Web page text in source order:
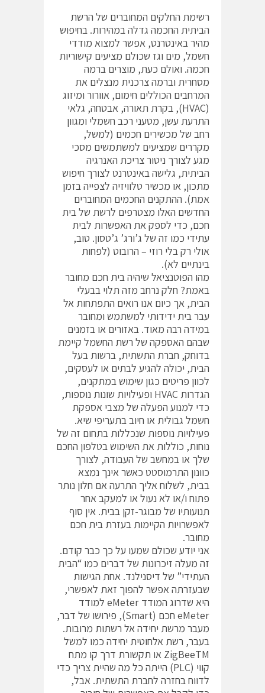
רשימת החלקים המחוברים של הרשת
הביתית החכמה גדלה במהירות. בחיפוש
מהיר באינטרנט, אפשר למצוא מודדי
חשמל, מים וגז שכולם מציעים קישוריות
חכמה. ואולם כעת, מוצרים ברמה
מסחרית וברמה צרכנית מנצלים את
המרחבים הכוללים חימום, אוורור ומיזוג
(HVAC), בקרת תאורה, אבטחה, גלאי
התרעת עשן, מטעני רכב חשמלי ומגוון
רחב של מכשירים חכמים (למשל,
מקררים שמציעים למשתמשים מסכי
מגע לצורך ניטור צריכת האנרגיה
הביתית, גלישה באינטרנט לצורך חיפוש
מתכון, או מכשיר טלוויזיה לצפייה בזמן
אמת). ההתקנים החכמים המחוברים
החדשים האלו מצטרפים לרשת של בית
חכם, כדי לספק את האפשרות לבית
עתידי כמו זה של ג’ורג’ ג’טסון. טוב,
אולי רק בלי רוזי – הרובוט (לפחות
בינתיים לא).
מהו הפוטנציאל שיהיה בית חכם מחובר
באמת? חלק נרחב מזה תלוי בבעלי
הבית, אך כיום אנו רואים התפתחות אל
עבר בית ידידותי למשתמש ומחובר
במידה רבה מאוד. באזורים או בזמנים
שבהם האספקה של רשת החשמל קיימת
בדוחק, חברת התשתית, ברשות בעל
הבית, יכולה להגיע לבתים או לעסקים,
לכוון פריטים כגון שימוש במתקנים,
הגדרות HVAC ופעילויות שונות נוספות,
כדי למנוע הפעלה של מצבי אספקת
חשמל גבולית או חיוב בתעריפי שיא.
פעילויות נוספות שנכללות בתחום זה של
נוחות, כוללות את השימוש בטלפון החכם
שלך או במחשב של העבודה, לצורך
כוונון התרמוסטט כאשר אינך נמצא
בבית, לשלוח אליך התרעה אם חלון נותר
פתוח ו/או לא נעול או למעקב אחר
תנועותיו של מבוגר-זקן בבית. אין סוף
לאפשרויות הקיימות בעזרת בית חכם
מחובר.
אני יודע שכולם שמעו על כך כבר קודם.
זה מעלה זיכרונות של דברים כמו “הבית
העתידי” של דיסנילנד. אחת הגישות
שבעזרתה אפשר להפוך זאת לאפשרי,
היא שדרוג המודד eMeter למודד
eMeter חכם (Smart), פירושו של דבר,
מעבר מרשת יחידה אל רשתות מרובות.
בעבר, רשת אלחוטית יחידה כמו למשל
ZigBeeTM או תקשורת דרך קו מתח
קווי (PLC) הייתה כל מה שהיית צריך כדי
לדווח בחזרה לחברת התשתית. אבל,